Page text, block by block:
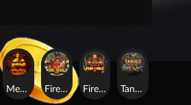
Fire in the Hole 3
Mental Tanked
Fire In The Hole xBomb